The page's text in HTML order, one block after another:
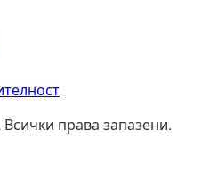
права запазени.